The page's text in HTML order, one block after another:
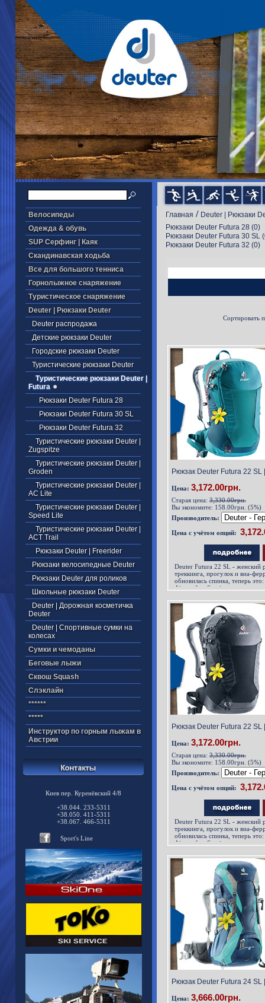
Велосипеды
Одежда & обувь
SUP Серфинг | Каяк
Скандинавская ходьба
Все для большого тенниса
Горнолыжное снаряжение
Туристическое снаряжение
Deuter | Рюкзаки Deuter
Deuter распродажа
Детские рюкзаки Deuter
Городские рюкзаки Deuter
Туристические рюкзаки Deuter
Туристические рюкзаки Deuter |
Futura
Рюкзаки Deuter Futura 28
Рюкзаки Deuter Futura 30 SL
Рюкзаки Deuter Futura 32
Туристические рюкзаки Deuter |
Zugspitze
Туристические рюкзаки Deuter |
Groden
Туристические рюкзаки Deuter |
AC Lite
Туристические рюкзаки Deuter |
Speed Lite
Туристические рюкзаки Deuter |
ACT Trail
Рюкзаки Deuter | Freerider
Рюкзаки велосипедные Deuter
Рюкзаки Deuter для роликов
Школьные рюкзаки Deuter
Deuter | Дорожная косметичка
Deuter
Deuter | Спортивные сумки на
колесах
Cумки и чемоданы
Беговые лыжи
Cквош Squash
Cлэклайн
******
*****
Инструктор по горным лыжам в
Австрии
Киев пер. Куренёвский 4/8
+38.044. 233-5311
+38.050. 411-5311
+38.067. 466-5311
Sport's Line
Главная / Deuter | Рюкзаки
Рюкзаки Deuter Futura 28 (0)
Рюкзаки Deuter Futura 30 SL
Рюкзаки Deuter Futura 32 (0)
Сортировать
Рюкзак Deuter Futura 22
Цена: 3,172.00грн.
Старая цена: 3,330.00грн.
Вы экономите: 158.00грн. (5%)
Производитель:
Цена с учётом опций:
Deuter Futura 22 SL - женский
треккинга, прогулок и виа-
обновилась спинка, теперь
Aircomfort Sensic.
Рюкзак Deuter Futura 22 SL
Цена: 3,172.00грн.
Старая цена: 3,330.00грн.
Вы экономите: 158.00грн. (5%)
Производитель:
Цена с учётом опций:
Deuter Futura 22 SL - женский
треккинга, прогулок и виа-
обновилась спинка, теперь
Aircomfort Sensic.
Рюкзак Deuter Futura 24
Цена: 3,666.00грн.